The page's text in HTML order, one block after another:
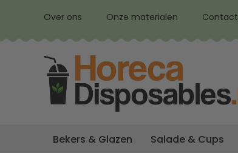
Over ons Onze materialen Contact
Bekers & Glazen Salade & Cups